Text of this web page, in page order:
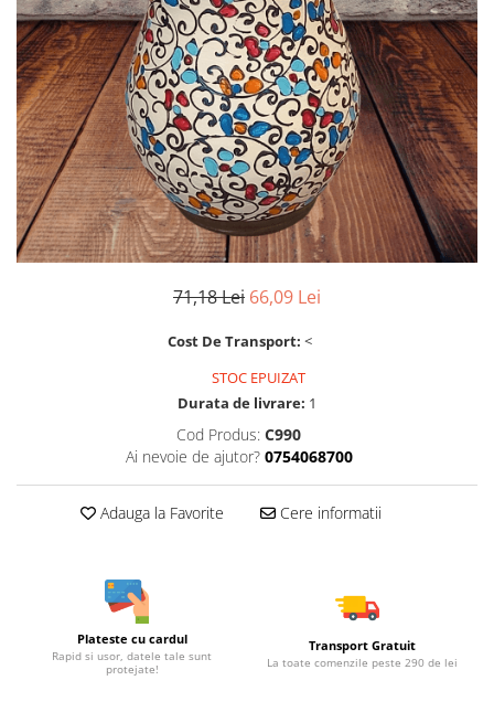
71,18 Lei 66,09 Lei
Cost De Transport: <
STOC EPUIZAT
Durata de livrare: 1
Cod Produs: C990
Ai nevoie de ajutor? 0754068700
Adauga la Favorite Cere informatii
Plateste cu cardul
Rapid si usor, datele tale sunt
protejate!
Transport Gratuit
La toate comenzile peste 290 de lei